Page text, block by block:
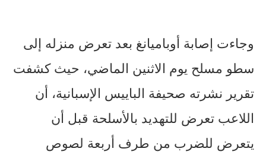
وجاءت إصابة أوباميانغ بعد تعرض منزله إلى
سطو مسلح يوم الاثنين الماضي، حيث كشفت
تقرير نشرته صحيفة الباييس الإسبانية، أن
اللاعب تعرض للتهديد بالأسلحة قبل أن
يتعرض للضرب من طرف أربعة لصوص